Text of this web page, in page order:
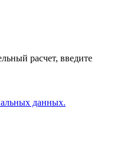
расчет, введите
данных.